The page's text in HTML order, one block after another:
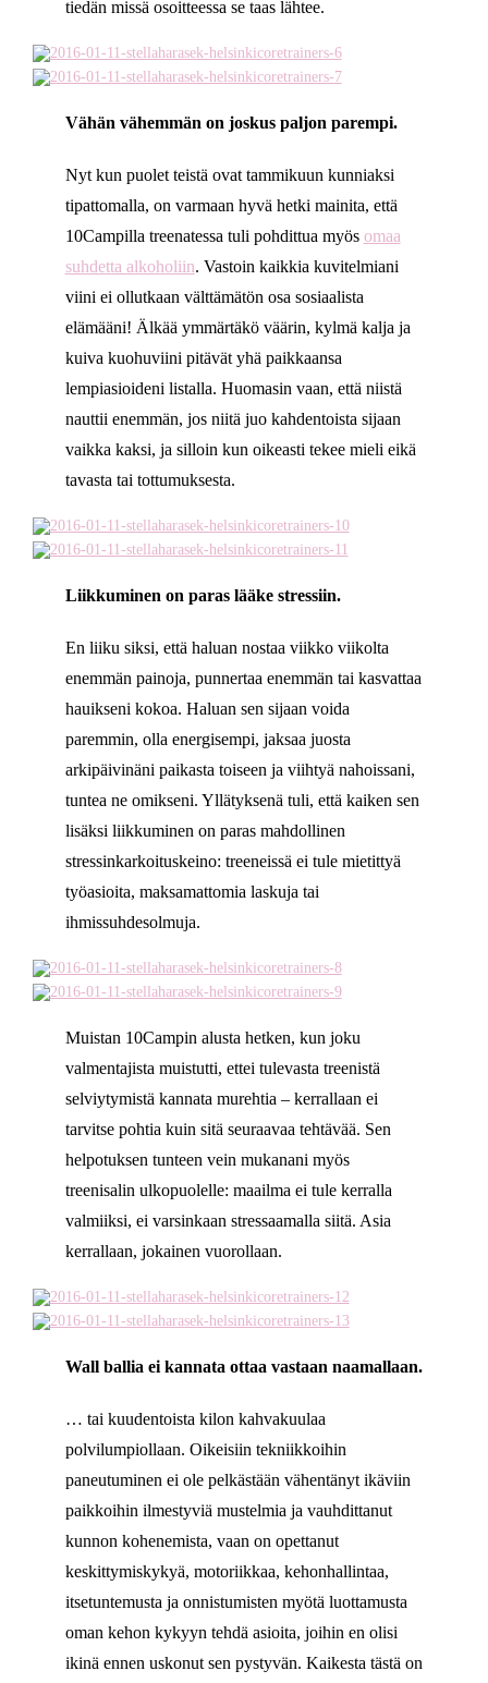
tiedän missä osoitteessa se taas lähtee.
Vähän vähemmän on joskus paljon parempi.
Nyt kun puolet teistä ovat tammikuun kunniaksi
tipattomalla, on varmaan hyvä hetki mainita, että
10Campilla treenatessa tuli pohdittua myös omaa
suhdetta alkoholiin. Vastoin kaikkia kuvitelmiani
viini ei ollutkaan välttämätön osa sosiaalista
elämääni! Älkää ymmärtäkö väärin, kylmä kalja ja
kuiva kuohuviini pitävät yhä paikkaansa
lempiasioideni listalla. Huomasin vaan, että niistä
nauttii enemmän, jos niitä juo kahdentoista sijaan
vaikka kaksi, ja silloin kun oikeasti tekee mieli eikä
tavasta tai tottumuksesta.
Liikkuminen on paras lääke stressiin.
En liiku siksi, että haluan nostaa viikko viikolta
enemmän painoja, punnertaa enemmän tai kasvattaa
hauikseni kokoa. Haluan sen sijaan voida
paremmin, olla energisempi, jaksaa juosta
arkipäivinäni paikasta toiseen ja viihtyä nahoissani,
tuntea ne omikseni. Yllätyksenä tuli, että kaiken sen
lisäksi liikkuminen on paras mahdollinen
stressinkarkoituskeino: treeneissä ei tule mietittyä
työasioita, maksamattomia laskuja tai
ihmissuhdesolmuja.
Muistan 10Campin alusta hetken, kun joku
valmentajista muistutti, ettei tulevasta treenistä
selviytymistä kannata murehtia – kerrallaan ei
tarvitse pohtia kuin sitä seuraavaa tehtävää. Sen
helpotuksen tunteen vein mukanani myös
treenisalin ulkopuolelle: maailma ei tule kerralla
valmiiksi, ei varsinkaan stressaamalla siitä. Asia
kerrallaan, jokainen vuorollaan.
Wall ballia ei kannata ottaa vastaan naamallaan.
… tai kuudentoista kilon kahvakuulaa
polvilumpiollaan. Oikeisiin tekniikkoihin
paneutuminen ei ole pelkästään vähentänyt ikäviin
paikkoihin ilmestyviä mustelmia ja vauhdittanut
kunnon kohenemista, vaan on opettanut
keskittymiskykyä, motoriikkaa, kehonhallintaa,
itsetuntemusta ja onnistumisten myötä luottamusta
oman kehon kykyyn tehdä asioita, joihin en olisi
ikinä ennen uskonut sen pystyvän. Kaikesta tästä on